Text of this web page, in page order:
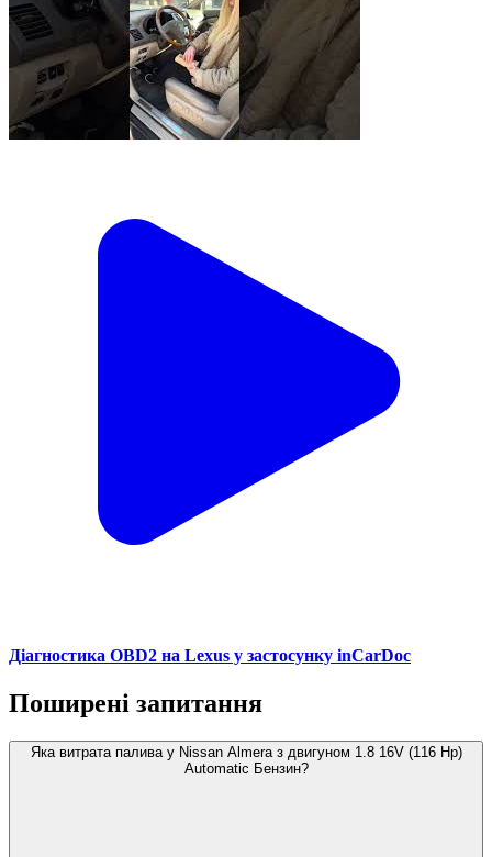
Діагностика OBD2 на Lexus у застосунку inCarDoc
Поширені запитання
Яка витрата палива у Nissan Almera з двигуном 1.8 16V (116 Hp)
Automatic Бензин?